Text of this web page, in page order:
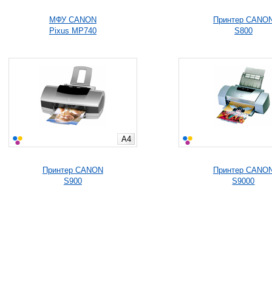
МФУ CANON
Pixus MP740
Принтер
S800
A4
Принтер CANON
S900
Принтер
S9000